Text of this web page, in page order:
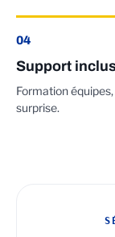
04
Support
Formation
surprise.